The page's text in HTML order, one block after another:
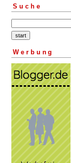
Suche
Werbung